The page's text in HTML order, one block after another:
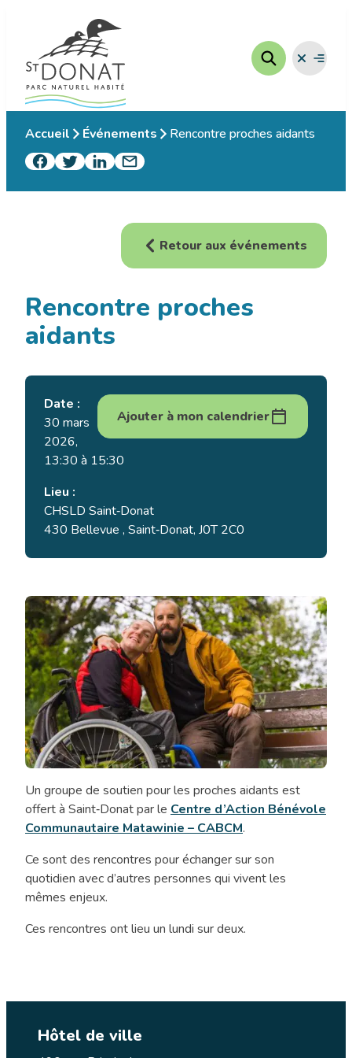
contenu
Fermer
le
Ouvrir
le
Accueil Événements Rencontre proches aidants
Retour aux événements
Rencontre proches
aidants
Ajouter à mon calendrier
Date :
30 mars
2026,
13:30 à 15:30
Lieu :
CHSLD Saint‑Donat
430 Bellevue , Saint‑Donat, J0T 2C0
Rencontre
proches
aidants
Un groupe de soutien pour les proches aidants est
offert à Saint‑Donat par le Centre d’Action Bénévole
Communautaire Matawinie – CABCM.
Ce sont des rencontres pour échanger sur son
quotidien avec d’autres personnes qui vivent les
mêmes enjeux.
Ces rencontres ont lieu un lundi sur deux.
Hôtel de ville